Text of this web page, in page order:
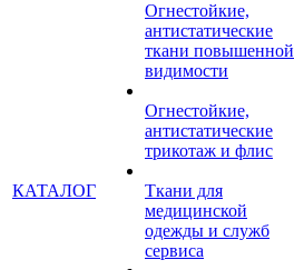
КАТАЛОГ
Огнестойкие,
антистатические
ткани повышенной
видимости
Огнестойкие,
антистатические
трикотаж и флис
Ткани для
медицинской
одежды и служб
сервиса